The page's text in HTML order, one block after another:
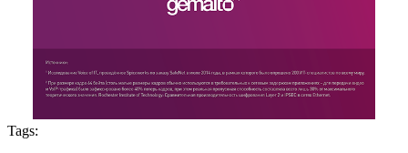
Tags: